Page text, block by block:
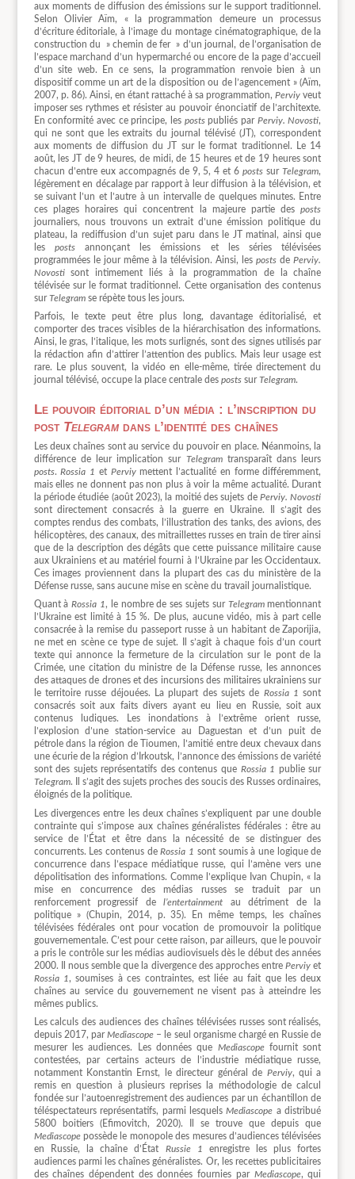
aux moments de diffusion des émissions sur le support traditionnel.
Selon Olivier Aïm, « la programmation demeure un processus
d’écriture éditoriale, à l’image du montage cinématographique, de la
construction du » chemin de fer » d’un journal, de l’organisation de
l’espace marchand d’un hypermarché ou encore de la page d’accueil
d’un site web. En ce sens, la programmation renvoie bien à un
dispositif comme un art de la disposition ou de l’agencement » (Aïm,
2007, p. 86). Ainsi, en étant rattaché à sa programmation,Perviyveut
imposer ses rythmes et résister au pouvoir énonciatif de l’architexte.
En conformité avec ce principe, les postspubliés par Perviy. Novosti,
qui ne sont que les extraits du journal télévisé (JT), correspondent
aux moments de diffusion du JT sur le format traditionnel. Le 14
août, les JT de 9 heures, de midi, de 15 heures et de 19 heures sont
chacun d’entre eux accompagnés de 9, 5, 4 et 6posts surTelegram,
légèrement en décalage par rapport à leur diffusion à la télévision, et
se suivant l’un et l’autre à un intervalle de quelques minutes. Entre
ces plages horaires qui concentrent la majeure partie des posts
journaliers, nous trouvons un extrait d’une émission politique du
plateau, la rediffusion d’un sujet paru dans le JT matinal, ainsi que
les postsannonçant les émissions et les séries télévisées
programmées le jour même à la télévision. Ainsi, lesposts dePerviy.
Novostisont intimement liés à la programmation de la chaîne
télévisée sur le format traditionnel. Cette organisation des contenus
surTelegramse répète tous les jours.
Parfois, le texte peut être plus long, davantage éditorialisé, et
comporter des traces visibles de la hiérarchisation des informations.
Ainsi, le gras, l’italique, les mots surlignés, sont des signes utilisés par
la rédaction afin d’attirer l’attention des publics. Mais leur usage est
rare. Le plus souvent, la vidéo en elle-même, tirée directement du
journal télévisé, occupe la place centrale des postssurTelegram.
Le pouvoir éditorial d’un média : l’inscription du
post Telegramdans l’identité des chaînes
Les deux chaînes sont au service du pouvoir en place. Néanmoins, la
différence de leur implication sur Telegramtransparaît dans leurs
posts.Rossia 1 et Perviymettent l’actualité en forme différemment,
mais elles ne donnent pas non plus à voir la même actualité. Durant
la période étudiée (août 2023), la moitié des sujets dePerviy. Novosti
sont directement consacrés à la guerre en Ukraine. Il s’agit des
comptes rendus des combats, l’illustration des tanks, des avions, des
hélicoptères, des canaux, des mitraillettes russes en train de tirer ainsi
que de la description des dégâts que cette puissance militaire cause
aux Ukrainiens et au matériel fourni à l’Ukraine par les Occidentaux.
Ces images proviennent dans la plupart des cas du ministère de la
Défense russe, sans aucune mise en scène du travail journalistique.
Quant àRossia 1, le nombre de ses sujets sur Telegrammentionnant
l’Ukraine est limité à 15 %. De plus, aucune vidéo, mis à part celle
consacrée à la remise du passeport russe à un habitant de Zaporijia,
ne met en scène ce type de sujet. Il s’agit à chaque fois d’un court
texte qui annonce la fermeture de la circulation sur le pont de la
Crimée, une citation du ministre de la Défense russe, les annonces
des attaques de drones et des incursions des militaires ukrainiens sur
le territoire russe déjouées. La plupart des sujets de Rossia 1 sont
consacrés soit aux faits divers ayant eu lieu en Russie, soit aux
contenus ludiques. Les inondations à l’extrême orient russe,
l’explosion d’une station-service au Daguestan et d’un puit de
pétrole dans la région de Tioumen, l’amitié entre deux chevaux dans
une écurie de la région d’Irkoutsk, l’annonce des émissions de variété
sont des sujets représentatifs des contenus que Rossia 1 publie sur
Telegram. Il s’agit des sujets proches des soucis des Russes ordinaires,
éloignés de la politique.
Les divergences entre les deux chaînes s’expliquent par une double
contrainte qui s’impose aux chaînes généralistes fédérales : être au
service de l’État et être dans la nécessité de se distinguer des
concurrents. Les contenus deRossia 1 sont soumis à une logique de
concurrence dans l’espace médiatique russe, qui l’amène vers une
dépolitisation des informations. Comme l’explique Ivan Chupin, « la
mise en concurrence des médias russes se traduit par un
renforcement progressif del’entertainment au détriment de la
politique » (Chupin, 2014, p. 35). En même temps, les chaînes
télévisées fédérales ont pour vocation de promouvoir la politique
gouvernementale. C’est pour cette raison, par ailleurs, que le pouvoir
a pris le contrôle sur les médias audiovisuels dès le début des années
2000. Il nous semble que la divergence des approches entrePerviyet
Rossia 1, soumises à ces contraintes, est liée au fait que les deux
chaînes au service du gouvernement ne visent pas à atteindre les
mêmes publics.
Les calculs des audiences des chaînes télévisées russes sont réalisés,
depuis 2017, parMediascope – le seul organisme chargé en Russie de
mesurer les audiences. Les données que Mediascopefournit sont
contestées, par certains acteurs de l’industrie médiatique russe,
notamment Konstantin Ernst, le directeur général de Perviy, qui a
remis en question à plusieurs reprises la méthodologie de calcul
fondée sur l’autoenregistrement des audiences par un échantillon de
téléspectateurs représentatifs, parmi lesquelsMediascope a distribué
5800 boitiers (Efimovitch, 2020). Il se trouve que depuis que
Mediascopepossède le monopole des mesures d’audiences télévisées
en Russie, la chaîne d’État Russie 1
enregistre les plus fortes
audiences parmi les chaînes généralistes. Or, les recettes publicitaires
des chaînes dépendent des données fournies par Mediascope, qui